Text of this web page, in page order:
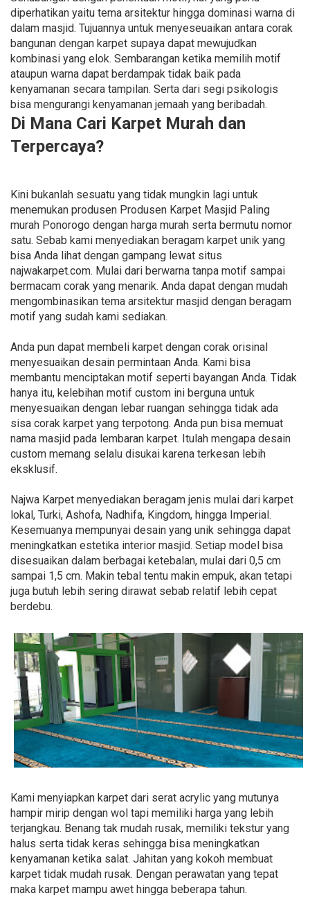
diperhatikan yaitu tema arsitektur hingga dominasi warna di
dalam masjid. Tujuannya untuk menyeseuaikan antara corak
bangunan dengan karpet supaya dapat mewujudkan
kombinasi yang elok. Sembarangan ketika memilih motif
ataupun warna dapat berdampak tidak baik pada
kenyamanan secara tampilan. Serta dari segi psikologis
bisa mengurangi kenyamanan jemaah yang beribadah.
Di Mana Cari Karpet Murah dan
Terpercaya?
Kini bukanlah sesuatu yang tidak mungkin lagi untuk
menemukan produsen Produsen Karpet Masjid Paling
murah Ponorogo dengan harga murah serta bermutu nomor
satu. Sebab kami menyediakan beragam karpet unik yang
bisa Anda lihat dengan gampang lewat situs
najwakarpet.com. Mulai dari berwarna tanpa motif sampai
bermacam corak yang menarik. Anda dapat dengan mudah
mengombinasikan tema arsitektur masjid dengan beragam
motif yang sudah kami sediakan.
Anda pun dapat membeli karpet dengan corak orisinal
menyesuaikan desain permintaan Anda. Kami bisa
membantu menciptakan motif seperti bayangan Anda. Tidak
hanya itu, kelebihan motif custom ini berguna untuk
menyesuaikan dengan lebar ruangan sehingga tidak ada
sisa corak karpet yang terpotong. Anda pun bisa memuat
nama masjid pada lembaran karpet. Itulah mengapa desain
custom memang selalu disukai karena terkesan lebih
eksklusif.
Najwa Karpet menyediakan beragam jenis mulai dari karpet
lokal, Turki, Ashofa, Nadhifa, Kingdom, hingga Imperial.
Kesemuanya mempunyai desain yang unik sehingga dapat
meningkatkan estetika interior masjid. Setiap model bisa
disesuaikan dalam berbagai ketebalan, mulai dari 0,5 cm
sampai 1,5 cm. Makin tebal tentu makin empuk, akan tetapi
juga butuh lebih sering dirawat sebab relatif lebih cepat
berdebu.
Kami menyiapkan karpet dari serat acrylic yang mutunya
hampir mirip dengan wol tapi memiliki harga yang lebih
terjangkau. Benang tak mudah rusak, memiliki tekstur yang
halus serta tidak keras sehingga bisa meningkatkan
kenyamanan ketika salat. Jahitan yang kokoh membuat
karpet tidak mudah rusak. Dengan perawatan yang tepat
maka karpet mampu awet hingga beberapa tahun.